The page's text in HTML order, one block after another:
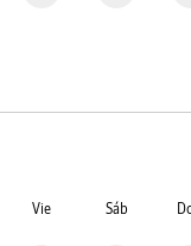
Vie Sáb